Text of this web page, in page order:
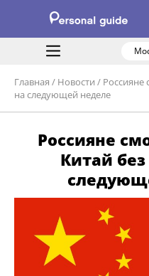
Главная / Новости / Россияне
на следующей неделе
Россияне
Китай